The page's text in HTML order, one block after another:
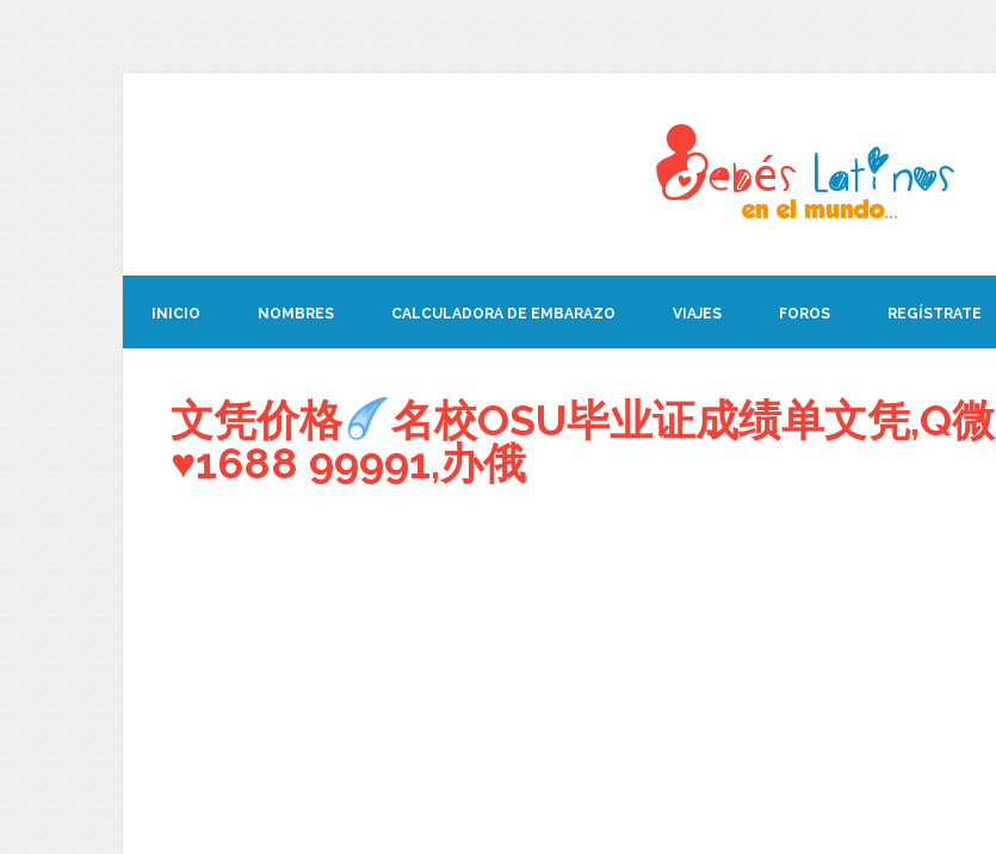
INICIO NOMBRES CALCULADORA DE EMBARAZO VIAJES FOROS REGÍSTRATE
文凭价格
名校OSU毕业证成绩单文凭,Q微
♥1688 99991,办俄